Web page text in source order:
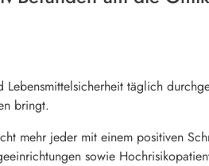
Lebensmittelsicherheit täglich
bringt.
mehr jeder mit einem positiven
sowie